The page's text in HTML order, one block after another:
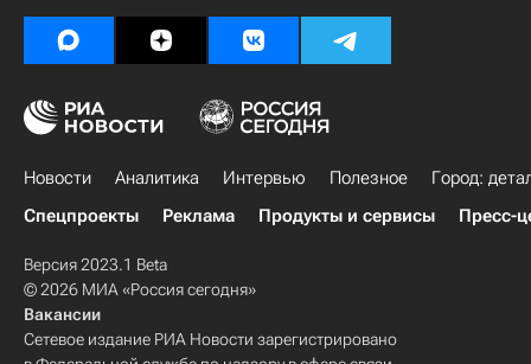
Новости Аналитика Интервью Полезное
Город:
Спецпроекты
Реклама Продукты и сервисы Пресс-
Версия 2023.1 Beta
© 2026 МИА «Россия сегодня»
Вакансии
Сетевое издание РИА Новости зарегистрировано